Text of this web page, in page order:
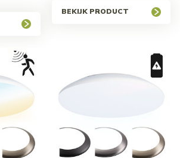
BEKIJK PRODUCT